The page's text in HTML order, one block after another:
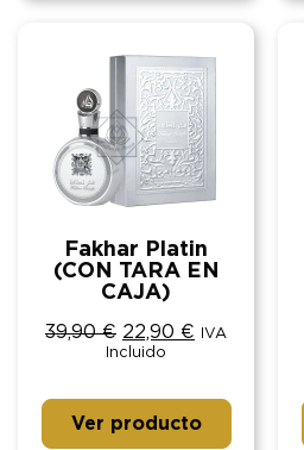
Fakhar Platin
(CON TARA EN
CAJA)
39,90€ 22,90 €
IVA
Incluido
Ver producto